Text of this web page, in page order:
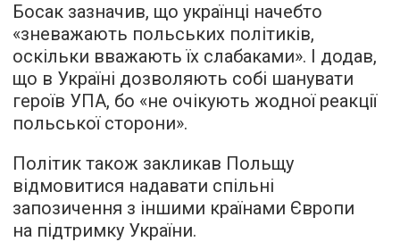
Босак зазначив, що українці начебто
«зневажають польських політиків,
оскільки вважають їх слабаками». І додав,
що в Україні дозволяють собі шанувати
героїв УПА, бо «не очікують жодної реакції
польської сторони».
Політик також закликав Польщу
відмовитися надавати спільні
запозичення з іншими країнами Європи
на підтримку України.